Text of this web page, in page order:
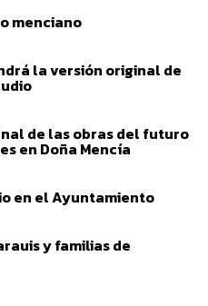
menciano
la versión original de
de las obras del futuro
en Doña Mencía
en el Ayuntamiento
y familias de